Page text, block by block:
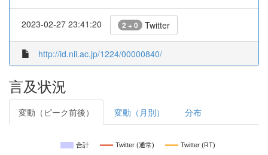
2023-02-27 23:41:20 2 + 0 Twitter
http://id.nii.ac.jp/1224/00000840/
言及状況
変動（ピーク前後） 変動（月別） 分布
合計 Twitter (通常) Twitter (RT)